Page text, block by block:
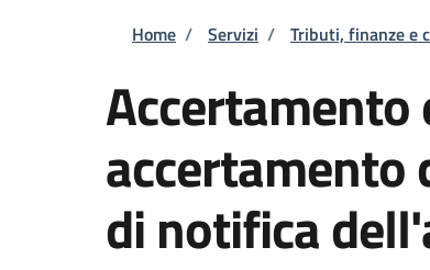
Briciole di pane
Home / Servizi / Tributi, finanze e
Accertamento
accertamento
di notifica